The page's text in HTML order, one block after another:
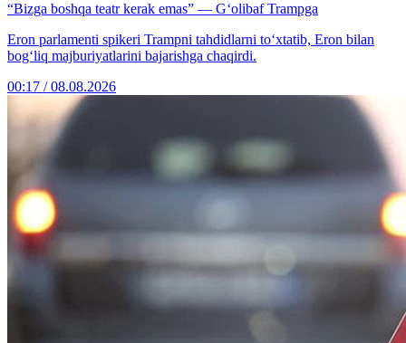
“Bizga boshqa teatr kerak emas” — G‘olibaf Trampga
Eron parlamenti spikeri Trampni tahdidlarni to‘xtatib, Eron bilan
bog‘liq majburiyatlarini bajarishga chaqirdi.
00:17 / 08.08.2026